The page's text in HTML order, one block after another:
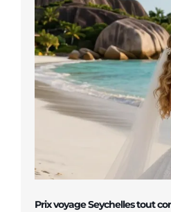
Prix voyage Seychelles tout